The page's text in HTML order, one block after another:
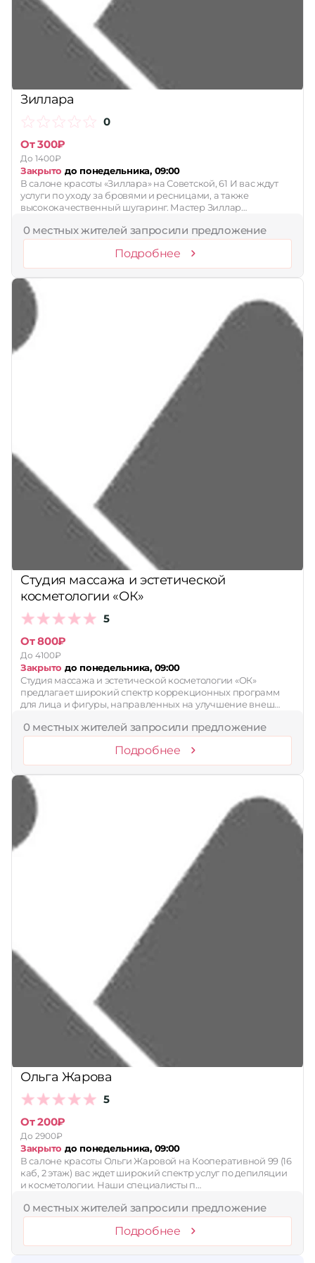
Принимает сертификаты
Сбросить
Зиллара
0
От 300₽
До 1400₽
Закрыто до понедельника, 09:00
В салоне красоты «Зиллара» на Советской, 61 И вас ждут
услуги по уходу за бровями и ресницами, а также
высококачественный шугаринг. Мастер Зиллар…
0 местных жителей запросили предложение
Подробнее
Студия массажа и эстетической
косметологии «ОК»
5
От 800₽
До 4100₽
Закрыто до понедельника, 09:00
Студия массажа и эстетической косметологии «ОК»
предлагает широкий спектр коррекционных программ
для лица и фигуры, направленных на улучшение внеш…
0 местных жителей запросили предложение
Подробнее
Ольга Жарова
5
От 200₽
До 2900₽
Закрыто до понедельника, 09:00
В салоне красоты Ольги Жаровой на Кооперативной 99 (16
каб, 2 этаж) вас ждет широкий спектр услуг по депиляции
и косметологии. Наши специалисты п…
0 местных жителей запросили предложение
Подробнее